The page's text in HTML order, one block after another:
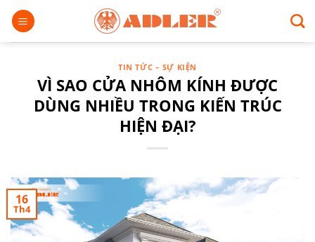
Chuyển
đến
nội
TIN TỨC – SỰ KIỆN
VÌ SAO CỬA NHÔM KÍNH ĐƯỢC
DÙNG NHIỀU TRONG KIẾN TRÚC
HIỆN ĐẠI?
16
Th4